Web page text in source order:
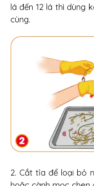
lá đến 12 lá thì dùng
cùng.
2. Cắt tỉa để loại bỏ